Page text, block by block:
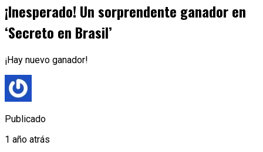
¡Inesperado! Un sorprendente ganador en
‘Secreto en Brasil’
¡Hay nuevo ganador!
Publicado
1 año atrás